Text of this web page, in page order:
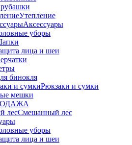
Утепление
Аксессуары
уборы
лица и шеи
бинокля
Рюкзаки и сумки
мешки
Смешанный лес
уборы
лица и шеи